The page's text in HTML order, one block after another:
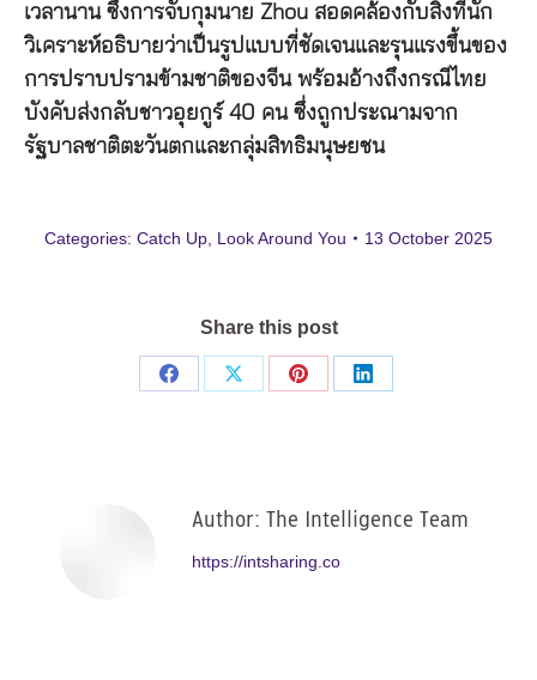
เวลานาน ซึ่งการจับกุมนาย Zhou สอดคล้องกับสิ่งที่นัก
วิเคราะห์อธิบายว่าเป็นรูปแบบที่ชัดเจนและรุนแรงขึ้นของ
การปราบปรามข้ามชาติของจีน พร้อมอ้างถึงกรณีไทย
บังคับส่งกลับชาวอุยกูร์ 40 คน ซึ่งถูกประณามจาก
รัฐบาลชาติตะวันตกและกลุ่มสิทธิมนุษยชน
Categories: Catch Up Look Around You 13 October 2025
Share this post
Share
Share
Share
Share
Author: The Intelligence Team
https://intsharing.co